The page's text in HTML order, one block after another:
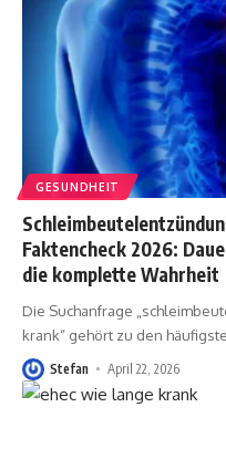
GESUNDHEIT
Faktencheck 2026:
die komplette Wahrheit
Die Suchanfrage
krank“ gehört zu den
Stefan April 22, 2026